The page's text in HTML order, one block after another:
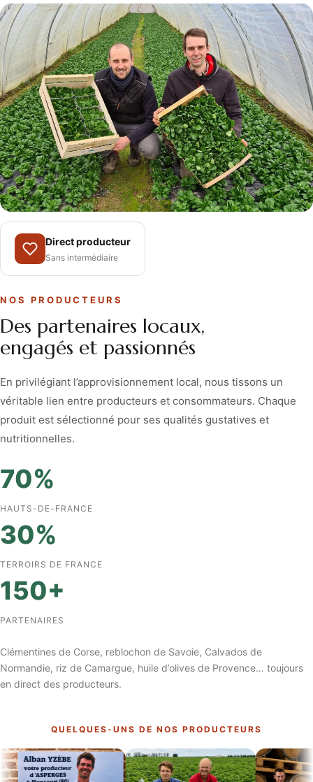
NOS PRODUCTEURS
Des partenaires locaux,
engagés et passionnés
En privilégiant l’approvisionnement local, nous tissons un
véritable lien entre producteurs et consommateurs. Chaque
produit est sélectionné pour ses qualités gustatives et
nutritionnelles.
70%
HAUTS-DE-FRANCE
30%
TERROIRS DE FRANCE
150+
PARTENAIRES
Clémentines de Corse, reblochon de Savoie, Calvados de
Normandie, riz de Camargue, huile d’olives de Provence… toujours
en direct des producteurs.
Direct producteur
Sans intermédiaire
QUELQUES-UNS DE NOS PRODUCTEURS